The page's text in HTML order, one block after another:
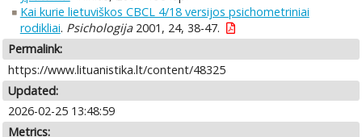
Kai kurie lietuviškos CBCL 4/18 versijos psichometriniai
rodikliai. Psichologija2001, 24, 38-47.
Permalink:
https://www.lituanistika.lt/content/48325
Updated:
2026-02-25 13:48:59
Metrics: